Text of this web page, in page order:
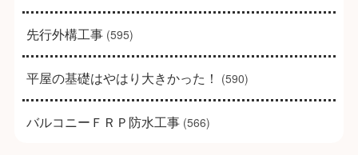
先行外構工事(595)
平屋の基礎はやはり大きかった！ (590)
バルコニーＦＲＰ防水工事(566)